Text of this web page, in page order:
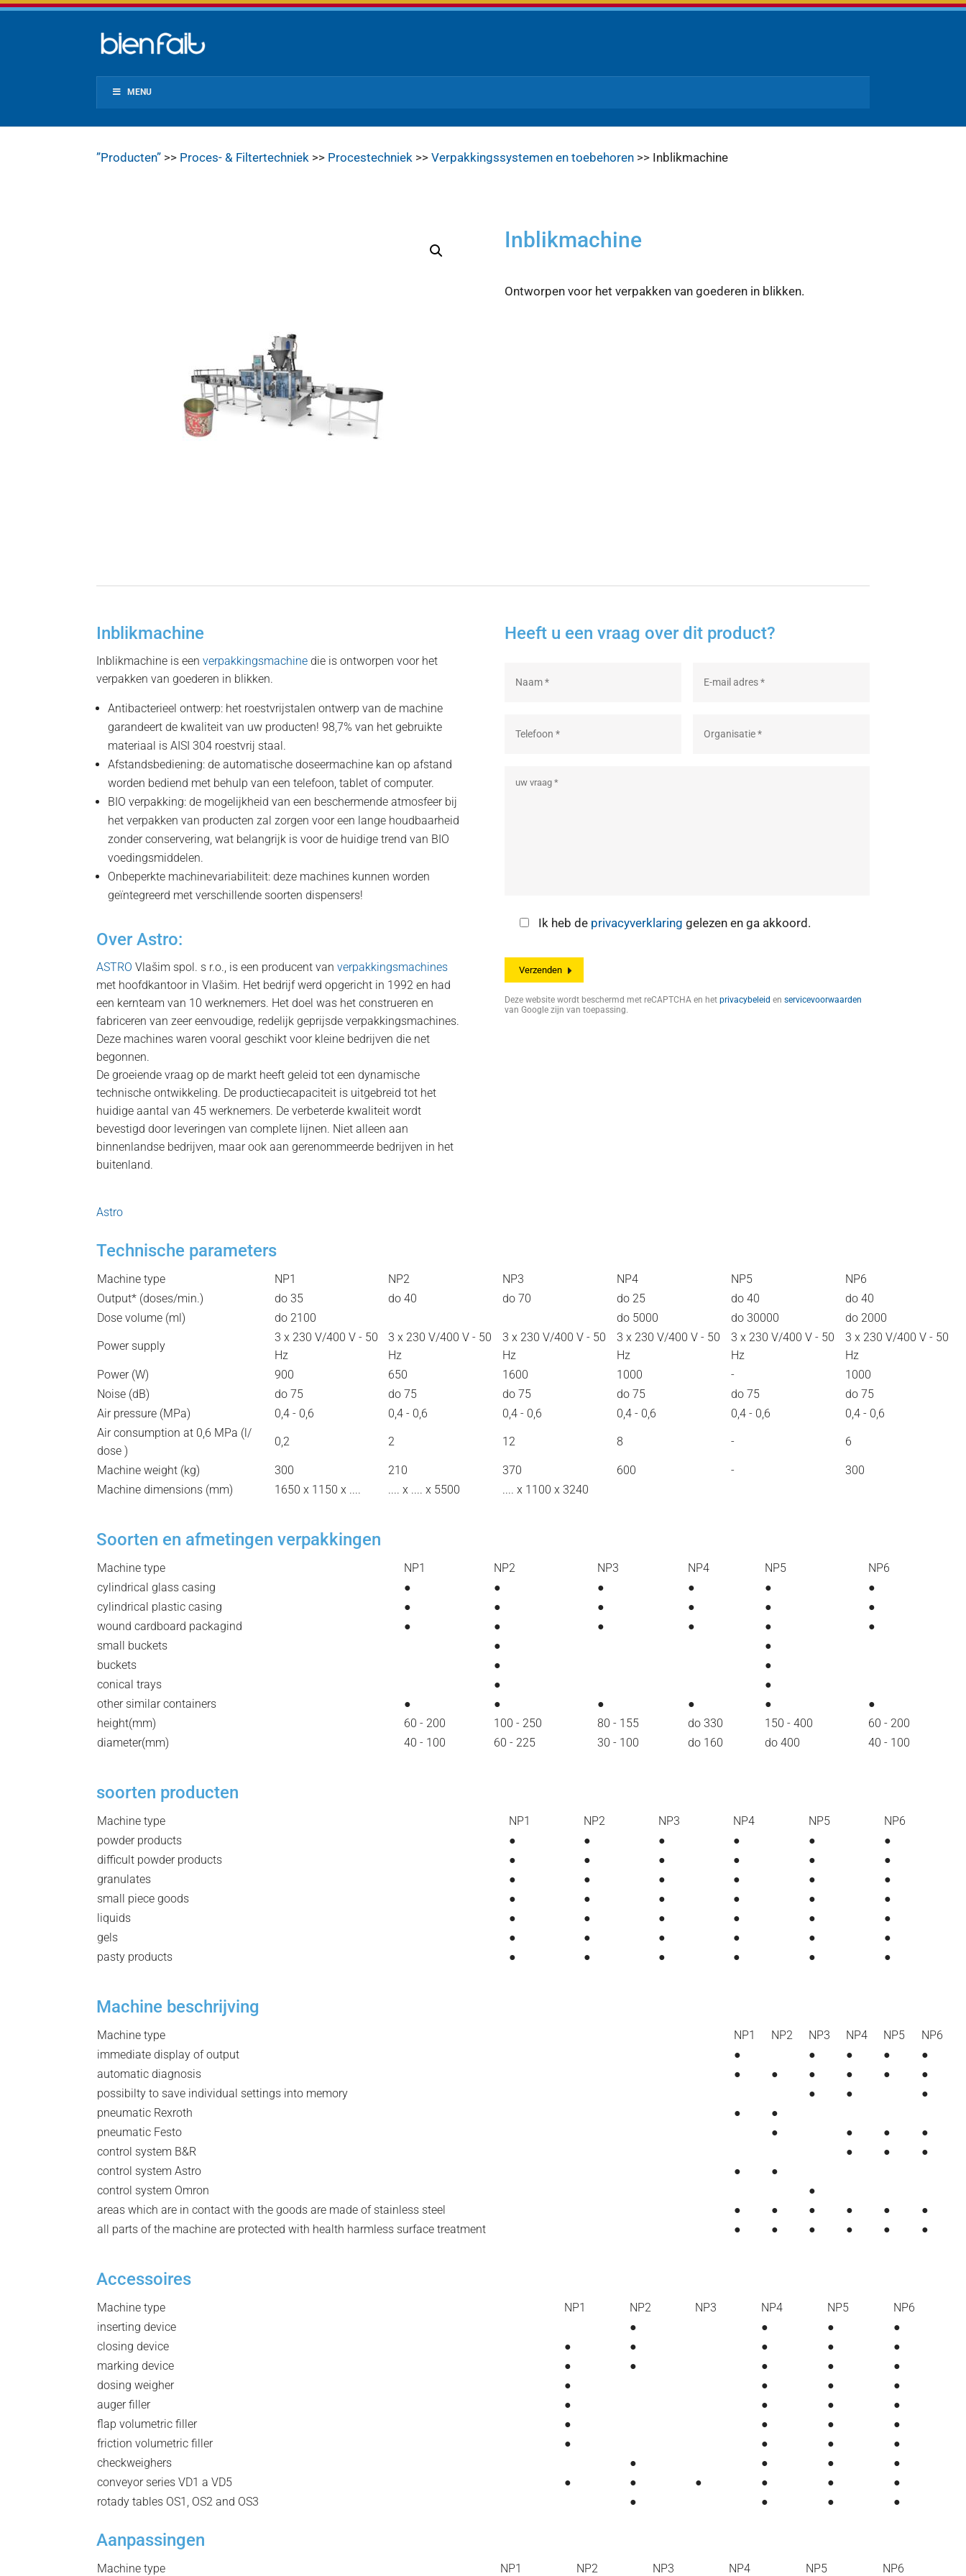
MENU
”Producten” >> Proces- & Filtertechniek >> Procestechniek >>Verpakkingssystemen en toebehoren >> Inblikmachine
Inblikmachine
Ontworpen voor het verpakken van goederen in blikken.
Inblikmachine
Inblikmachine is eenverpakkingsmachine die is ontworpen voor het
verpakken van goederen in blikken.
Antibacterieel ontwerp: het roestvrijstalen ontwerp van de machine
garandeert de kwaliteit van uw producten! 98,7% van het gebruikte
materiaal is AISI 304 roestvrij staal.
Afstandsbediening: de automatische doseermachine kan op afstand
worden bediend met behulp van een telefoon, tablet of computer.
BIO verpakking: de mogelijkheid van een beschermende atmosfeer bij
het verpakken van producten zal zorgen voor een lange houdbaarheid
zonder conservering, wat belangrijk is voor de huidige trend van BIO
voedingsmiddelen.
Onbeperkte machinevariabiliteit: deze machines kunnen worden
geïntegreerd met verschillende soorten dispensers!
Over Astro:
ASTRO Vlašim spol. s r.o., is een producent vanverpakkingsmachines
met hoofdkantoor in Vlašim. Het bedrijf werd opgericht in 1992 en had
een kernteam van 10 werknemers. Het doel was het construeren en
fabriceren van zeer eenvoudige, redelijk geprijsde verpakkingsmachines.
Deze machines waren vooral geschikt voor kleine bedrijven die net
begonnen.
De groeiende vraag op de markt heeft geleid tot een dynamische
technische ontwikkeling. De productiecapaciteit is uitgebreid tot het
huidige aantal van 45 werknemers. De verbeterde kwaliteit wordt
bevestigd door leveringen van complete lijnen. Niet alleen aan
binnenlandse bedrijven, maar ook aan gerenommeerde bedrijven in het
buitenland.
Astro
Technische parameters
Machine type NP1 NP2 NP3 NP4 NP5
NP6
Output* (doses/min.)
do 35 do 40 do 70 do 25 do 40
do 40
Dose volume (ml)
do 2100 do 5000 do 30000 do 2000
Power supply
3 x 230 V/400 V - 50
Hz
3 x 230 V/400 V - 50
Hz
3 x 230 V/400 V - 50
Hz
3 x 230 V/400 V - 50
Hz
3 x 230 V/400 V - 50
Hz
3 x 230 V/400 V - 50
Hz
Power (W)
900 650 1600 1000 -
1000
Noise (dB)
do 75 do 75 do 75 do 75 do 75
do 75
Air pressure (MPa)
0,4 - 0,6 0,4 - 0,6 0,4 - 0,6 0,4 - 0,6 0,4 - 0,6
0,4 - 0,6
Air consumption at 0,6 MPa (l/
dose )
0,2 2 12 8 - 6
Machine weight (kg) 300 210 370 600 -
300
Machine dimensions (mm)
1650 x 1150 x .... .... x .... x 5500 .... x 1100 x 3240
Soorten en afmetingen verpakkingen
Machine type NP1 NP2 NP3 NP4 NP5
NP6
cylindrical glass casing
● ● ● ● ●
●
cylindrical plastic casing
● ● ● ● ●
●
wound cardboard packagind
● ● ● ● ●
●
small buckets
●
●
buckets
●
●
conical trays
●
●
other similar containers
● ● ● ● ●
●
height(mm)
60 - 200 100 - 250 80 - 155 do 330 150 - 400
60 - 200
diameter(mm)
40 - 100 60 - 225 30 - 100 do 160 do 400 40 - 100
soorten producten
Machine type NP1 NP2 NP3 NP4 NP5
NP6
powder products
● ● ● ● ●
●
difficult powder products
● ● ● ● ●
●
granulates
● ● ● ● ●
●
small piece goods
● ● ● ● ●
●
liquids
● ● ● ● ●
●
gels
● ● ● ● ●
●
pasty products
● ● ● ● ● ●
Machine beschrijving
Machine type NP1 NP2 NP3 NP4 NP5
NP6
immediate display of output
● ● ● ●
●
automatic diagnosis
● ● ● ● ●
●
possibilty to save individual settings into memory
● ●
●
pneumatic Rexroth
●
●
pneumatic Festo
● ● ●
●
control system B&R
● ●
●
control system Astro
●
●
control system Omron
●
areas which are in contact with the goods are made of stainless steel
● ● ● ● ●
●
all parts of the machine are protected with health harmless surface treatment
● ● ● ● ● ●
Accessoires
Machine type NP1 NP2 NP3 NP4 NP5
NP6
inserting device
● ● ●
●
closing device
● ● ● ●
●
marking device
● ● ● ●
●
dosing weigher
● ● ●
●
auger filler
● ● ●
●
flap volumetric filler
● ● ●
●
friction volumetric filler
● ● ●
●
checkweighers
● ● ●
●
conveyor series VD1 a VD5
● ● ● ● ●
●
rotady tables OS1, OS2 and OS3
● ● ● ●
Aanpassingen
Machine type NP1 NP2 NP3 NP4 NP5 NP6
Heeft u een vraag over dit product?
Ik heb de privacyverklaring gelezen en ga akkoord.
Deze website wordt beschermd met reCAPTCHA en het privacybeleid en servicevoorwaarden
van Google zijn van toepassing.